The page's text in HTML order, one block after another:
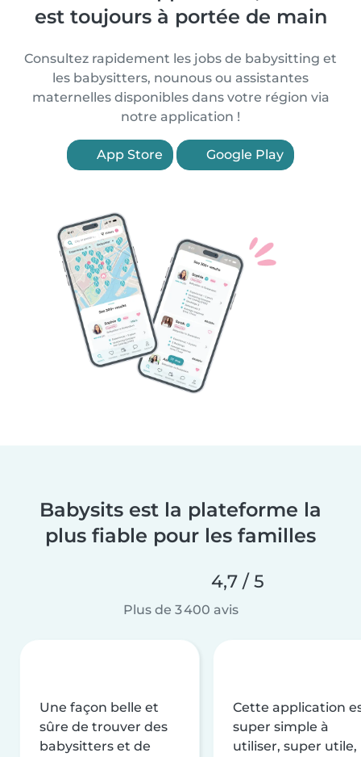
est toujours à portée de main
Consultez rapidement les jobs de babysitting et
les babysitters, nounous ou assistantes
maternelles disponibles dans votre région via
notre application !
App Store Google Play
Babysits est la plateforme la
plus fiable pour les familles
4,7 / 5
Plus de 3 400 avis
Une façon belle et
sûre de trouver des
babysitters et de
Cette application
super simple à
utiliser, super utile,